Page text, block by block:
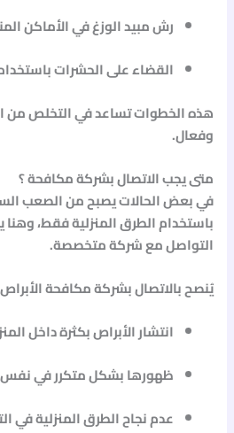
رشمبيد الوزغفي الأماكن
القضاء على الحشرات
هذه الخطوات تساعد في التخلص من
وفعال.
متى يجب الاتصال بشركة مكافحة ؟
في بعض الحالات يصبح من الصعب
باستخدام الطرق المنزلية فقط،
التواصل مع شركة متخصصة.
يُنصح بالاتصال بشركة مكافحة الأبراص
انتشار الأبراص بكثرة داخل
ظهورها بشكل متكرر في نفس
عدم نجاح الطرق المنزلية في